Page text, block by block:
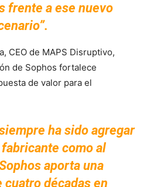
frente a ese nuevo
CEO de MAPS Disruptivo,
de Sophos fortalece
de valor para el
ha sido agregar
como al
aporta una
décadas en